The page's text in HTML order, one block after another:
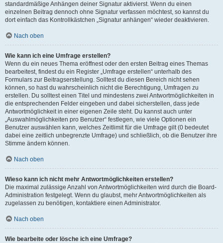
standardmäßige Anhängen deiner Signatur aktivierst. Wenn du einen
einzelnen Beitrag dennoch ohne Signatur verfassen möchtest, so kannst du
dort einfach das Kontrollkästchen „Signatur anhängen“ wieder deaktivieren.
Nach oben
Wie kann ich eine Umfrage erstellen?
Wenn du ein neues Thema eröffnest oder den ersten Beitrag eines Themas
bearbeitest, findest du ein Register „Umfrage erstellen“ unterhalb des
Formulars zur Beitragserstellung. Solltest du diesen Bereich nicht sehen
können, so hast du wahrscheinlich nicht die Berechtigung, Umfragen zu
erstellen. Du solltest einen Titel und mindestens zwei Antwortmöglichkeiten in
die entsprechenden Felder eingeben und dabei sicherstellen, dass jede
Antwortmöglichkeit in einer eigenen Zeile steht. Du kannst auch unter
„Auswahlmöglichkeiten pro Benutzer“ festlegen, wie viele Optionen ein
Benutzer auswählen kann, welches Zeitlimit für die Umfrage gilt (0 bedeutet
dabei eine zeitlich unbegrenzte Umfrage) und schließlich, ob die Benutzer ihre
Stimme ändern können.
Nach oben
Wieso kann ich nicht mehr Antwortmöglichkeiten erstellen?
Die maximal zulässige Anzahl von Antwortmöglichkeiten wird durch die Board-
Administration festgelegt. Wenn du glaubst, mehr Antwortmöglichkeiten als
zugelassen zu benötigen, kontaktiere einen Administrator.
Nach oben
Wie bearbeite oder lösche ich eine Umfrage?